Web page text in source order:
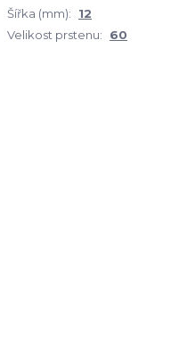
Šířka (mm):
12
Velikost prstenu:
60